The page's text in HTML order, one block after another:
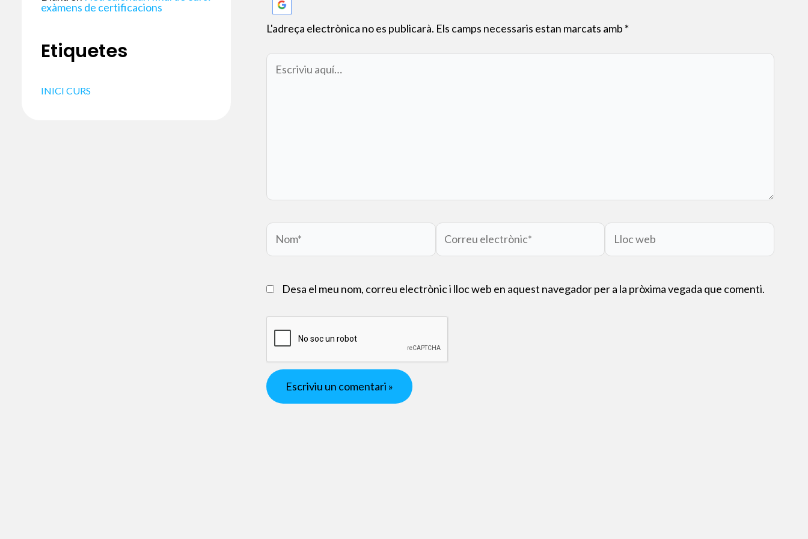
exàmens de certificacions
Etiquetes
INICI CURS
L'adreça electrònica no es publicarà. Els camps necessaris estan marcats amb *
Escriviu
aquí…
Nom*
Correu
electrònic*
Lloc
web
Desa el meu nom, correu electrònic i lloc web en aquest navegador per a la pròxima vegada que comenti.